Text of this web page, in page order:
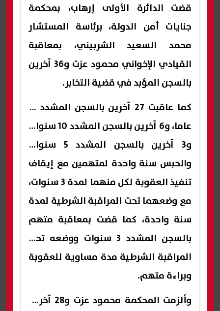
قضت الدائرة الأولى إرهاب، بمحكمة
جنايات أمن الدولة، برئاسة المستشار
محمد السعيد الشربيني، بمعاقبة
القيادي الإخواني محمود عزت و36 آخرين
بالسجن المؤبد في قضية التخابر.
كما عاقبت 27 آخرين بالسجن المشدد 15
عاما، و6 آخرين بالسجن المشدد 10 سنوات
و3 آخرين بالسجن المشدد 5 سنوات
والحبس سنة واحدة لمتهمين مع إيقاف
تنفيذ العقوبة لكل منهما لمدة 3 سنوات،
مع وضعهما تحت المراقبة الشرطية لمدة
سنة واحدة، كما قضت بمعاقبة متهم
بالسجن المشدد 3 سنوات ووضعه تحت
المراقبة الشرطية مدة مساوية للعقوبة
وبراءة متهم.
وألزمت المحكمة محمود عزت و28 آخرين